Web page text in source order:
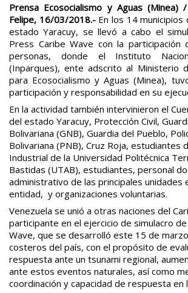
Prensa Ecosocialismo y Aguas (Minea)
Felipe, 16/03/2018.-En los 14 municipios
estado Yaracuy, se llevó a cabo el
Press Caribe Wave con la
personas, donde el Instituto
(Inparques), ente adscrito al Ministerio
para Ecosocialismo y Aguas (Minea),
participación y responsabilidad en su
En la actividad también intervinieron el
del estado Yaracuy, Protección Civil,
Bolivariana (GNB), Guardia del Pueblo,
Bolivariana (PNB), Cruz Roja, estudiantes
Industrial de la Universidad Politécnica
Bastidas (UTAB), estudiantes, personal
administrativo de las principales unidades
entidad, y organizaciones voluntarias.
Venezuela se unió a otras naciones del
participante en el ejercicio de simulacro
Wave, que se desarrolló este 15 de
costeros del país, con el propósito de
respuesta ante un tsunami regional,
ante estos eventos naturales, así como
coordinación y capacidad de respuesta en